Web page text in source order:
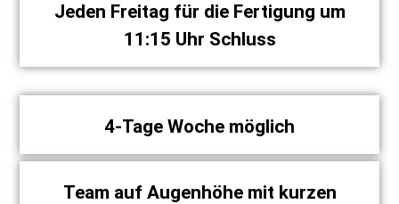
Jeden Freitag für die Fertigung um
11:15 Uhr Schluss
4-Tage Woche möglich
Team auf Augenhöhe mit kurzen